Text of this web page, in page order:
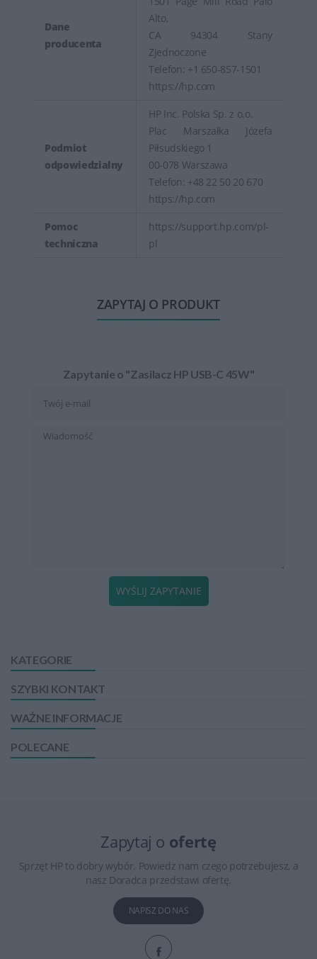
KATEGORIE
SZYBKI KONTAKT
WAŻNE INFORMACJE
POLECANE
Dane
producenta
Alto,
CA 94304 Stany
Zjednoczone
Telefon: +1 650-857-1501
https://hp.com
Podmiot
odpowiedzialny
HP Inc. Polska Sp. z o.o.
Plac Marszałka Józefa
Piłsudskiego 1
00-078 Warszawa
Telefon: +48 22 50 20 670
https://hp.com
Pomoc
techniczna
https://support.hp.com/pl-
pl
ZAPYTAJ O PRODUKT
Zapytanie o "Zasilacz HP USB-C 45W"
WYŚLIJ ZAPYTANIE
Zapytaj o ofertę
Sprzęt HP to dobry wybór. Powiedz nam czego potrzebujesz, a
nasz Doradca przedstawi ofertę.
NAPISZ DO NAS